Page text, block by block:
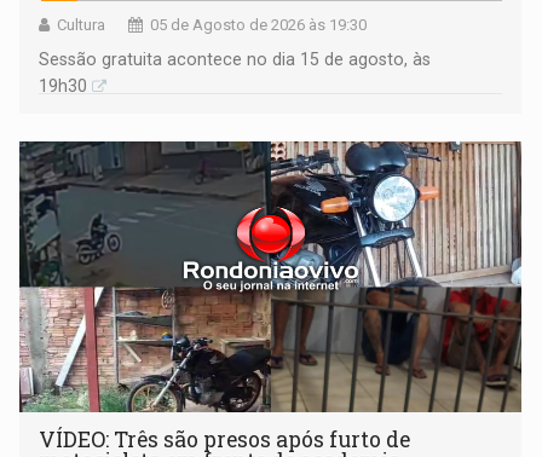
Cultura 05 de Agosto de 2026 às 19:30
Sessão gratuita acontece no dia 15 de agosto, às
19h30
VÍDEO: Três são presos após furto de